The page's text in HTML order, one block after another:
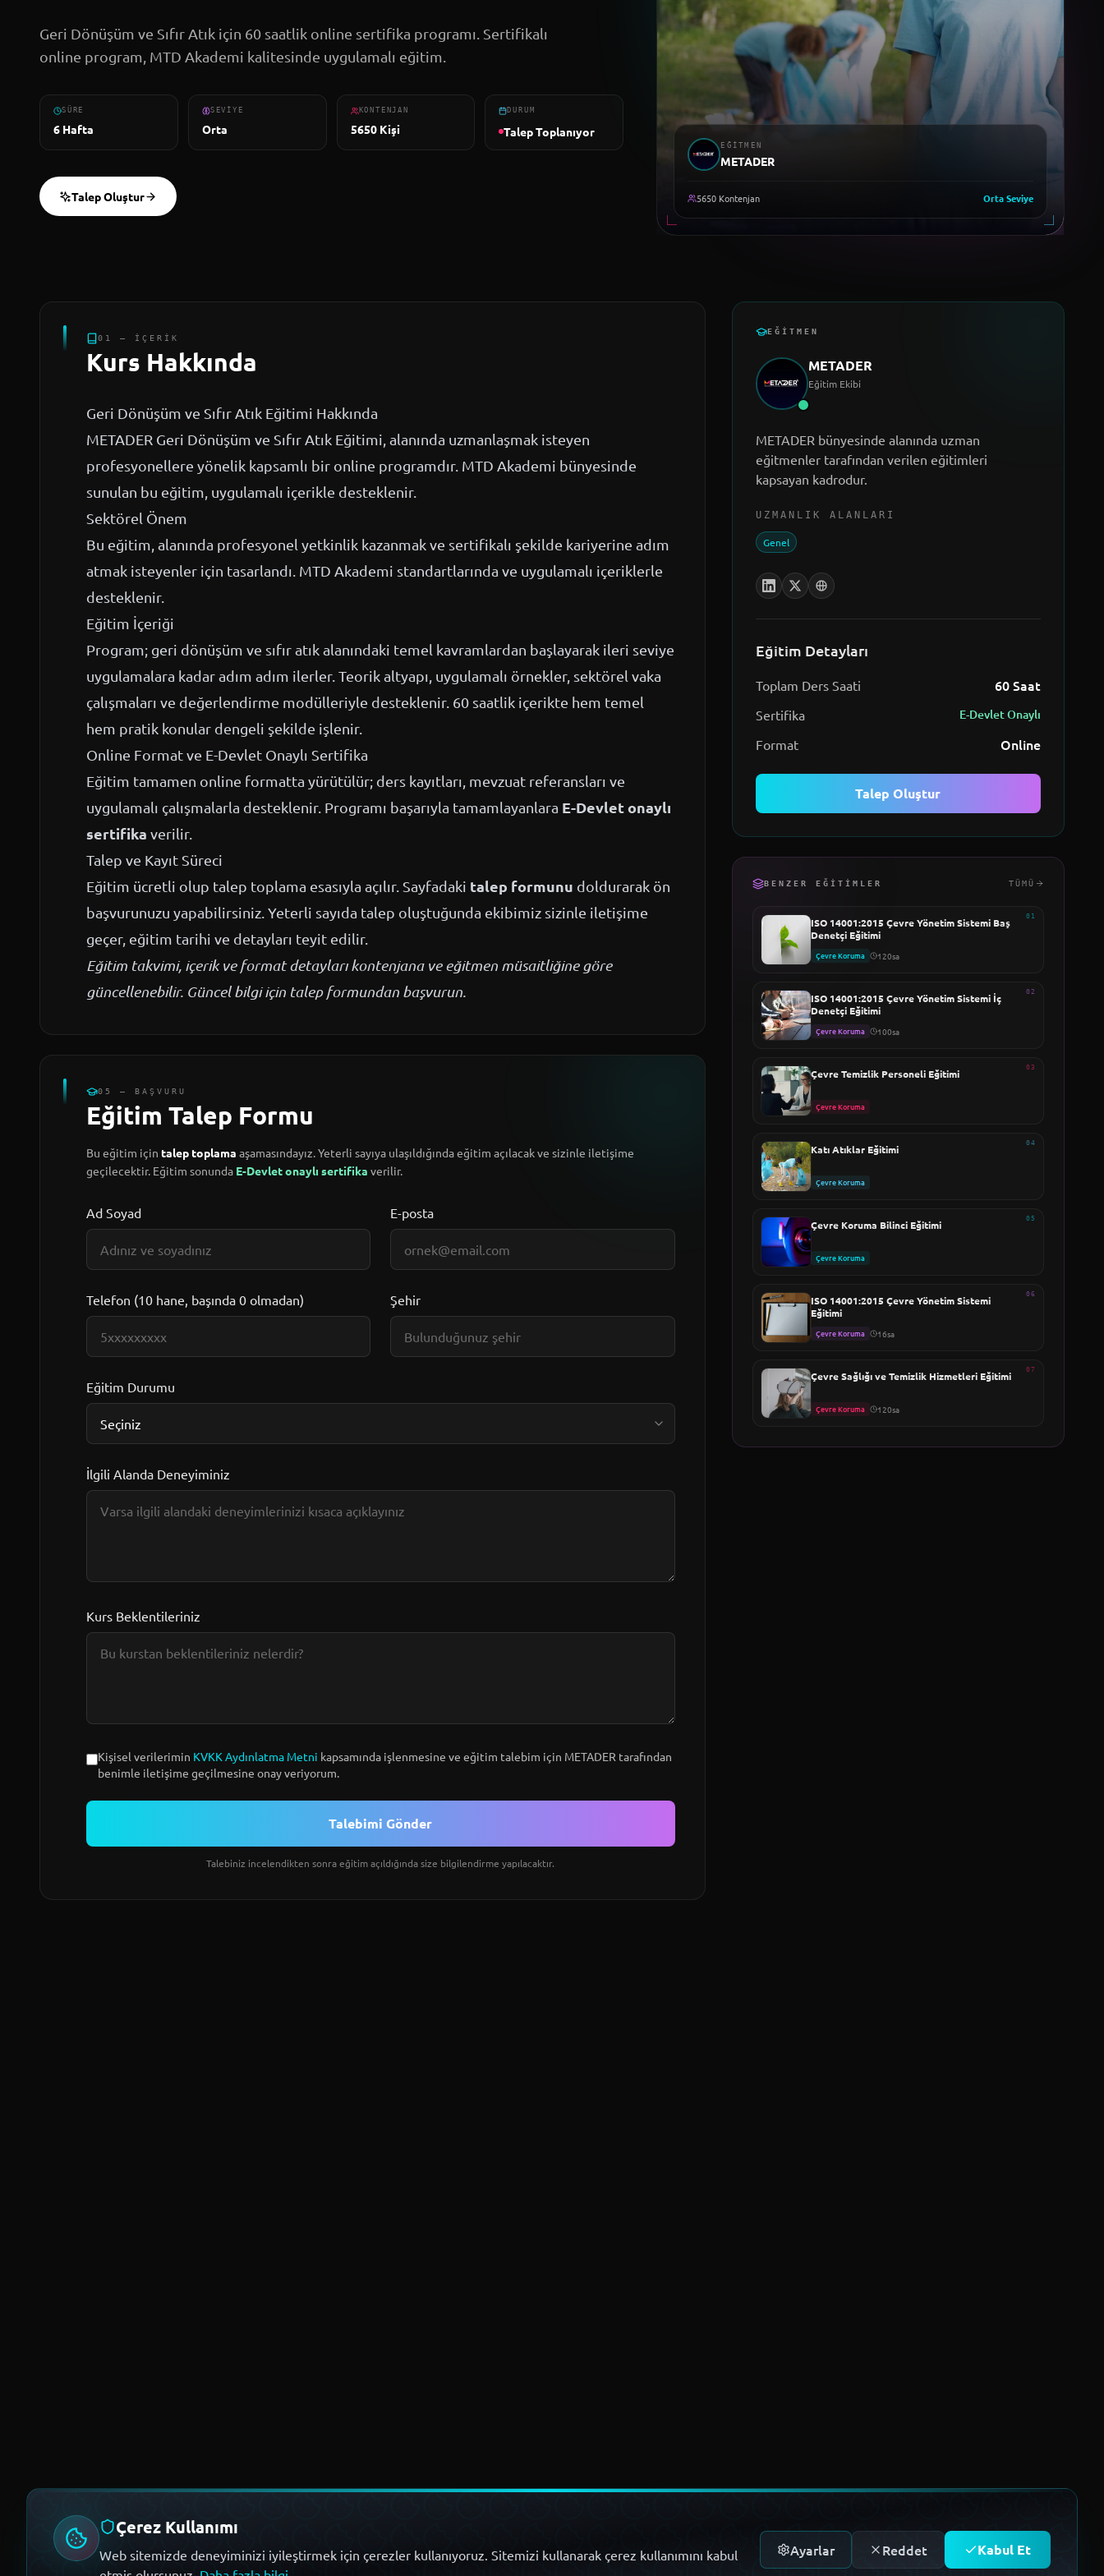
Geri Dönüşüm ve Sıfır Atık için 60 saatlik online sertifika programı. Sertifikalı
online program, MTD Akademi kalitesinde uygulamalı eğitim.
SÜRE
6 Hafta
SEVIYE
Orta
KONTENJAN
5650Kişi
DURUM
Talep Toplanıyor
Talep Oluştur
EĞITMEN
METADER
5650 Kontenjan OrtaSeviye
01 — İÇERIK
Kurs Hakkında
Geri Dönüşüm ve Sıfır Atık Eğitimi Hakkında
METADER Geri Dönüşüm ve Sıfır Atık Eğitimi, alanında uzmanlaşmak isteyen
profesyonellere yönelik kapsamlı bir online programdır. MTD Akademi bünyesinde
sunulan bu eğitim, uygulamalı içerikle desteklenir.
Sektörel Önem
Bu eğitim, alanında profesyonel yetkinlik kazanmak ve sertifikalı şekilde kariyerine adım
atmak isteyenler için tasarlandı. MTD Akademi standartlarında ve uygulamalı içeriklerle
desteklenir.
Eğitim İçeriği
Program; geri dönüşüm ve sıfır atık alanındaki temel kavramlardan başlayarak ileri seviye
uygulamalara kadar adım adım ilerler. Teorik altyapı, uygulamalı örnekler, sektörel vaka
çalışmaları ve değerlendirme modülleriyle desteklenir. 60 saatlik içerikte hem temel
hem pratik konular dengeli şekilde işlenir.
Online Format ve E-Devlet Onaylı Sertifika
Eğitim tamamen online formatta yürütülür; ders kayıtları, mevzuat referansları ve
uygulamalı çalışmalarla desteklenir. Programı başarıyla tamamlayanlara E-Devlet onaylı
sertifika verilir.
Talep ve Kayıt Süreci
Eğitim ücretli olup talep toplama esasıyla açılır. Sayfadaki talep formunu doldurarak ön
başvurunuzu yapabilirsiniz. Yeterli sayıda talep oluştuğunda ekibimiz sizinle iletişime
geçer, eğitim tarihi ve detayları teyit edilir.
Eğitim takvimi, içerik ve format detayları kontenjana ve eğitmen müsaitliğine göre
güncellenebilir. Güncel bilgi için talep formundan başvurun.
05 — BAŞVURU
Eğitim Talep Formu
Bu eğitim için talep toplama aşamasındayız. Yeterli sayıya ulaşıldığında eğitim açılacak ve sizinle iletişime
geçilecektir. Eğitim sonunda E-Devlet onaylı sertifika verilir.
Ad Soyad E-posta
Telefon (10 hane, başında 0 olmadan) Şehir
Eğitim Durumu
İlgili Alanda Deneyiminiz
Kurs Beklentileriniz
Kişisel verilerimin KVKK Aydınlatma Metni kapsamında işlenmesine ve eğitim talebim için METADER tarafından
benimle iletişime geçilmesine onay veriyorum.
Talebimi Gönder
Talebiniz incelendikten sonra eğitim açıldığında size bilgilendirme yapılacaktır.
EĞITMEN
METADER
Eğitim Ekibi
METADER bünyesinde alanında uzman
eğitmenler tarafından verilen eğitimleri
kapsayan kadrodur.
UZMANLIK ALANLARI
Genel
Eğitim Detayları
Toplam Ders Saati 60Saat
Sertifika E-Devlet Onaylı
Format Online
Talep Oluştur
BENZER EĞITIMLER TÜMÜ
01
ISO 14001:2015 Çevre Yönetim Sistemi Baş
Denetçi Eğitimi
Çevre Koruma 120sa
02
ISO 14001:2015 Çevre Yönetim Sistemi İç
Denetçi Eğitimi
Çevre Koruma 100sa
03
Çevre Temizlik Personeli Eğitimi
Çevre Koruma
04
Katı Atıklar Eğitimi
Çevre Koruma
05
Çevre Koruma Bilinci Eğitimi
Çevre Koruma
06
ISO 14001:2015 Çevre Yönetim Sistemi
Eğitimi
Çevre Koruma 16sa
07
Çevre Sağlığı ve Temizlik Hizmetleri Eğitimi
Çevre Koruma 120sa
Çerez Kullanımı
Web sitemizde deneyiminizi iyileştirmek için çerezler kullanıyoruz. Sitemizi kullanarak çerez kullanımını kabul
Ayarlar Reddet Kabul Et